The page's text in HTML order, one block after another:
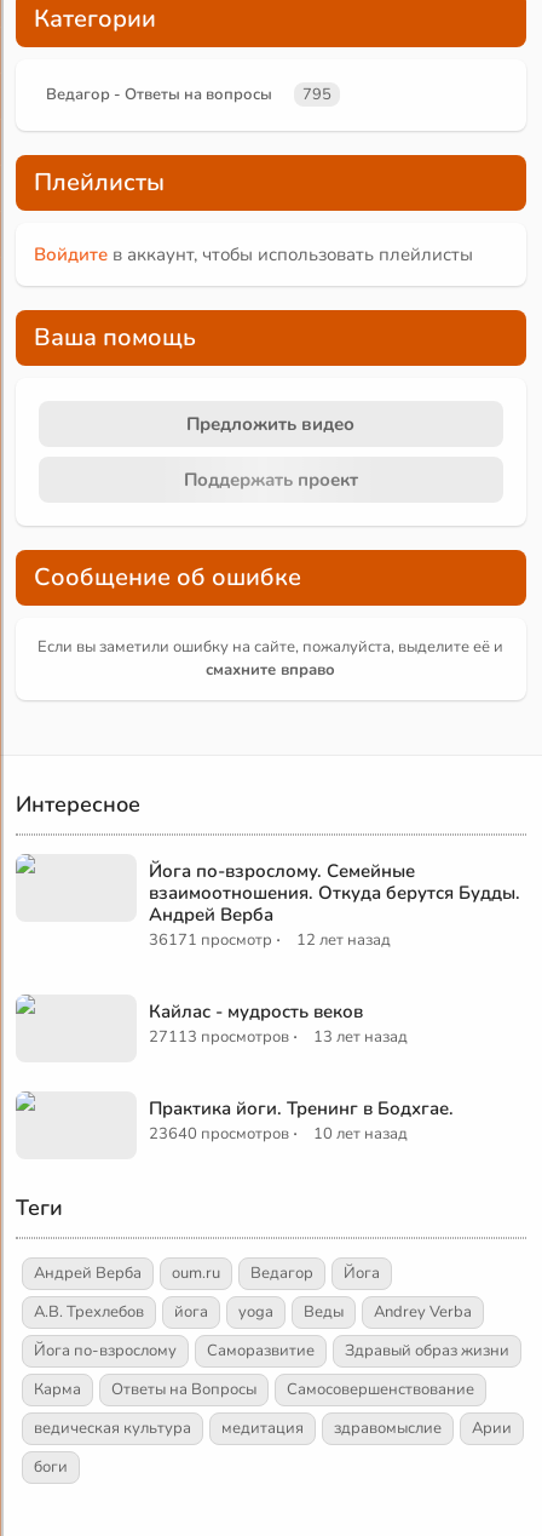
Категории
Ведагор - Ответы на вопросы 795
Плейлисты
Войдите в аккаунт, чтобы использовать плейлисты
Ваша помощь
Предложить видео
Поддержать проект
Сообщение об ошибке
Если вы заметили ошибку на сайте, пожалуйста, выделите её и
смахните вправо
Интересное
Йога по-взрослому. Семейные
взаимоотношения. Откуда берутся Будды.
Андрей Верба
36171 просмотр · 12 лет назад
Кайлас - мудрость веков
27113 просмотров · 13 лет назад
Практика йоги. Тренинг в Бодхгае.
23640 просмотров · 10 лет назад
Теги
Андрей Верба oum.ru Ведагор
Йога
А.В. Трехлебов
йога yoga Веды
Andrey Verba
Йога по-взрослому
Саморазвитие
Здравый образ жизни
Карма
Ответы на Вопросы
Самосовершенствование
ведическая культура
медитация здравомыслие
Арии
боги